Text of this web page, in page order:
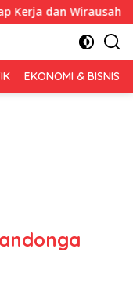
Wirausaha
EKONOMI & BISNIS